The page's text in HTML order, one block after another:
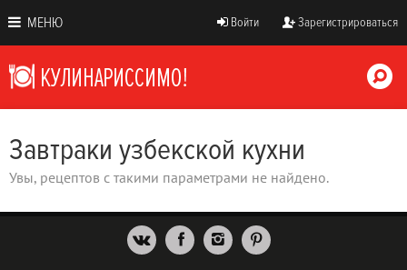
МЕНЮ Войти Зарегистрироваться
Завтраки узбекской кухни
Увы, рецептов с такими параметрами не найдено.